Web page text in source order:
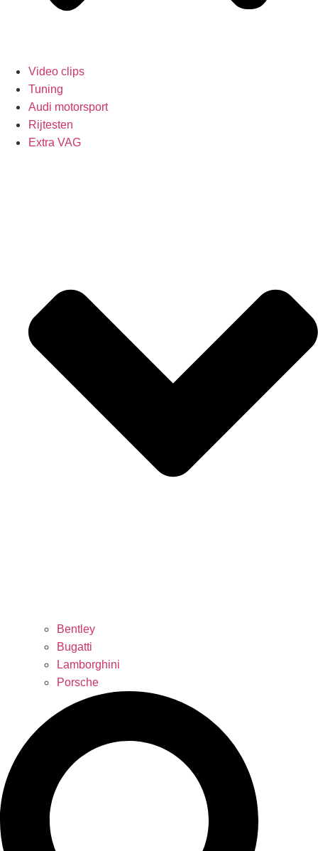
Video clips
Tuning
Audi motorsport
Rijtesten
Extra VAG
Bentley
Bugatti
Lamborghini
Porsche